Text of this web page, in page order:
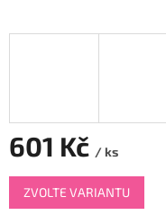
601 Kč / ks
Měrná
cena:
ZVOLTE VARIANTU